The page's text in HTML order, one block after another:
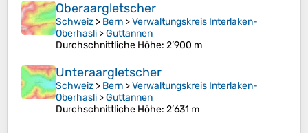
Oberaargletscher
Schweiz > Bern >Verwaltungskreis Interlaken-
Oberhasli >Guttannen
Durchschnittliche Höhe: 2’900 m
Unteraargletscher
Schweiz > Bern >Verwaltungskreis Interlaken-
Oberhasli >Guttannen
Durchschnittliche Höhe: 2’631 m